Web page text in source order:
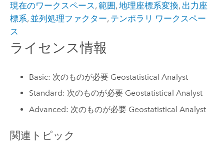
現在のワークスペース, 範囲 , 地理座標系変換, 出力座
標系, 並列処理ファクター, テンポラリ ワークスペー
ス
ライセンス情報
Basic: 次のものが必要 Geostatistical Analyst
Standard: 次のものが必要 Geostatistical Analyst
Advanced: 次のものが必要 Geostatistical Analyst
関連トピック